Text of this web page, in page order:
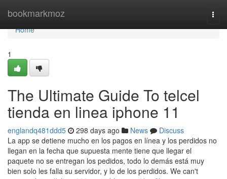
bookmarkmoz
Home
Home
1
The Ultimate Guide To telcel
tienda en linea iphone 11
englandq481ddd5 298 days ago News
Discuss
La app se detiene mucho en los pagos en línea y los perdidos no
llegan en la fecha que supuesta mente tiene que llegar el
paquete no se entregan los pedidos, todo lo demás está muy
bien solo les falla su servidor, y lo de los perdidos. We can't